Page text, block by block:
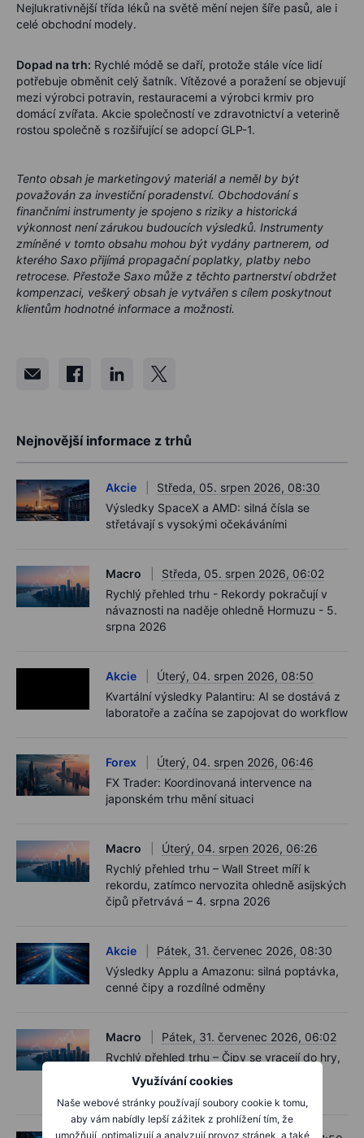
Využívání cookies
Naše webové stránky používají soubory cookie k tomu,
aby vám nabídly lepší zážitek z prohlížení tím, že
umožňují, optimalizují a analyzují provoz stránek, a také
Nejlukrativnější třída léků na světě mění nejen šíře pasů, ale i
celé obchodní modely.
Dopad na trh: Rychlé módě se daří, protože stále více lidí
potřebuje obměnit celý šatník. Vítězové a poražení se objevují
mezi výrobci potravin, restauracemi a výrobci krmiv pro
domácí zvířata. Akcie společností ve zdravotnictví a veterině
rostou společně s rozšiřující se adopcí GLP-1.
Tento obsah je marketingový materiál a neměl by být
považován za investiční poradenství. Obchodování s
finančními instrumenty je spojeno s riziky a historická
výkonnost není zárukou budoucích výsledků. Instrumenty
zmíněné v tomto obsahu mohou být vydány partnerem, od
kterého Saxo přijímá propagační poplatky, platby nebo
retrocese. Přestože Saxo může z těchto partnerství obdržet
kompenzaci, veškerý obsah je vytvářen s cílem poskytnout
klientům hodnotné informace a možnosti.
Nejnovější informace z trhů
Akcie
Středa, 05. srpen 2026, 08:30
Výsledky SpaceX a AMD: silná čísla se
střetávají s vysokými očekáváními
Macro
Středa, 05. srpen 2026, 06:02
Rychlý přehled trhu - Rekordy pokračují v
návaznosti na naděje ohledně Hormuzu - 5.
srpna 2026
Akcie
Úterý, 04. srpen 2026, 08:50
Kvartální výsledky Palantiru: AI se dostává z
laboratoře a začína se zapojovat do workflow
Forex
Úterý, 04. srpen 2026, 06:46
FX Trader: Koordinovaná intervence na
japonském trhu mění situaci
Macro
Úterý, 04. srpen 2026, 06:26
Rychlý přehled trhu – Wall Street míří k
rekordu, zatímco nervozita ohledně asijských
čipů přetrvává – 4. srpna 2026
Akcie
Pátek, 31. červenec 2026, 08:30
Výsledky Applu a Amazonu: silná poptávka,
cenné čipy a rozdílné odměny
Macro
Pátek, 31. červenec 2026, 06:02
Rychlý přehled trhu – Čipy se vracejí do hry,
Nasdaq přerušuje sérii poklesů, BoJ drží
sazby – 31. července 2026